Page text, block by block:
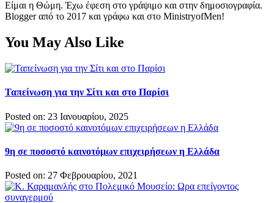
Είμαι η Θώμη. Έχω έφεση στο γράψιμο και στην δημοσιογραφία.
Blogger από το 2017 και γράφω και στο MinistryofMen!
You May Also Like
Ταπείνωση για την Σίτι και στο Παρίσι
Posted on: 23 Ιανουαρίου, 2025
9η σε ποσοστό καινοτόμων επιχειρήσεων η Ελλάδα
Posted on: 27 Φεβρουαρίου, 2021